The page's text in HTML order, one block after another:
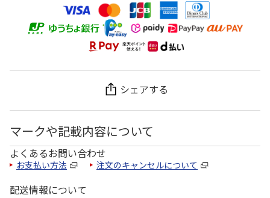
シェアする
マークや記載内容について
よくあるお問い合わせ
お支払い方法 注文のキャンセルについて
配送情報について